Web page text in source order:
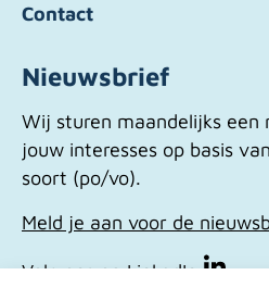
Contact
Nieuwsbrief
Wij sturen maandelijks
jouw interesses op basis
soort (po/vo).
Meld je aan voor de
Volg ons op LinkedIn